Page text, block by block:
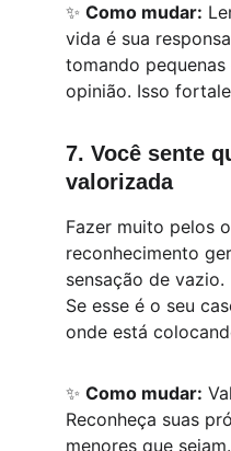
✨ Como mudar:
vida é sua
tomando
opinião. Isso
7. Você sente
valorizada
Fazer muito pelos
reconhecimento
sensação de vazio.
Se esse é o seu
onde está
✨ Como mudar:
Reconheça suas
menores que